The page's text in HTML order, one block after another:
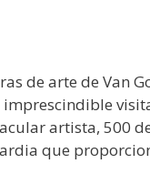
de arte de Van
artista, 500
que